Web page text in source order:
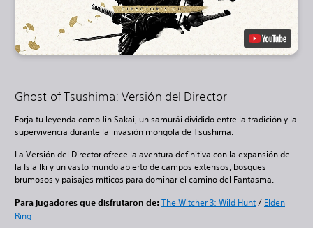
Ghost of Tsushima: Versión del Director
Forja tu leyenda como Jin Sakai, un samurái dividido entre la tradición y la
supervivencia durante la invasión mongola de Tsushima.
La Versión del Director ofrece la aventura definitiva con la expansión de
la Isla Iki y un vasto mundo abierto de campos extensos, bosques
brumosos y paisajes míticos para dominar el camino del Fantasma.
Para jugadores que disfrutaron de: The Witcher 3: Wild Hunt/ Elden
Ring